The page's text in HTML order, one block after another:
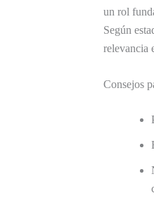
un rol
Según
relevancia
Consejos